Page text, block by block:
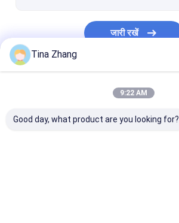
आरएफ परिरक्षित चैंबर
प्रवाहकीय चिपकने वाला कॉपर टेप
कॉपर वायर मेष
जारी रखें
Tina Zhang
9:22 AM
Good day, what product are you looking for?